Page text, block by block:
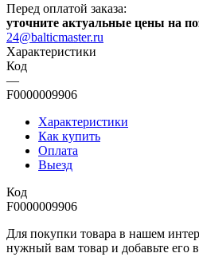
Перед оплатой заказа:
уточните актуальные цены на
24@balticmaster.ru
Характеристики
Код
—
F0000009906
Характеристики
Как купить
Оплата
Выезд
Код
F0000009906
Для покупки товара в нашем
нужный вам товар и добавьте его